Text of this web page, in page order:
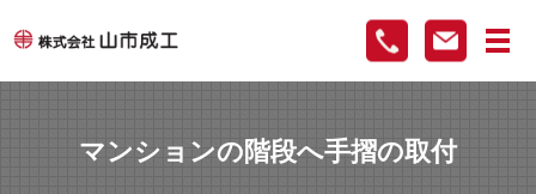
メ
マンションの階段へ手摺の取付